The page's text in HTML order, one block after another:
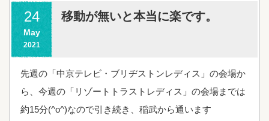
24
May
2021
移動が無いと本当に楽です。
先週の「中京テレビ・ブリヂストンレディス」の会場か
ら、今週の「リゾートトラストレディス」の会場までは
約15分(^o^)なので引き続き、稲武から通います